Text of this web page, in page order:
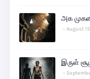
அக
August
இருள்